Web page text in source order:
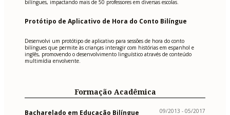
bilíngues, impactando mais de 50 professores em diversas escolas.
Protótipo de Aplicativo de Hora do Conto Bilíngue
Desenvolvi um protótipo de aplicativo para sessões de hora do conto
bilíngues que permite às crianças interagir com histórias em espanhol e
inglês, promovendo o desenvolvimento linguístico através de conteúdo
multimídia envolvente.
Formação Acadêmica
Bacharelado em Educação Bilíngue 09/2013 - 05/2017